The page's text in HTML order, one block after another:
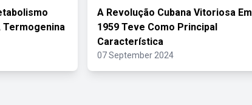
Termogenina
A Revolução Cubana Vitoriosa Em
1959 Teve Como Principal
Característica
07 September 2024